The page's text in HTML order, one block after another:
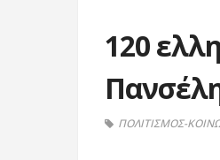
120
ΠΟΛΙΤΙΣΜΟΣ-